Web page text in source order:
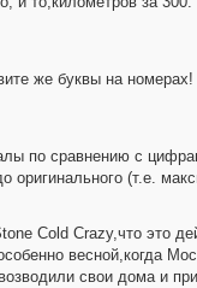
же буквы на номерах!
по сравнению с
оригинального (т.е.
Cold Crazy,что это
весной,когда
свои дома и